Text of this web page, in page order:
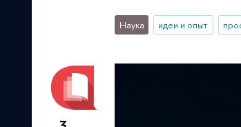
Наука идеи и опыт